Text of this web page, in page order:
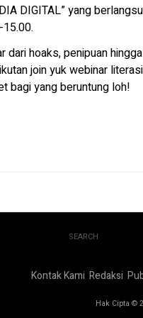
DIGITAL” yang
dari hoaks, penipuan
join yuk webinar
bagi yang beruntung loh!
SEARCH
Kontak Kami Redaksi
Hak Cipta ©